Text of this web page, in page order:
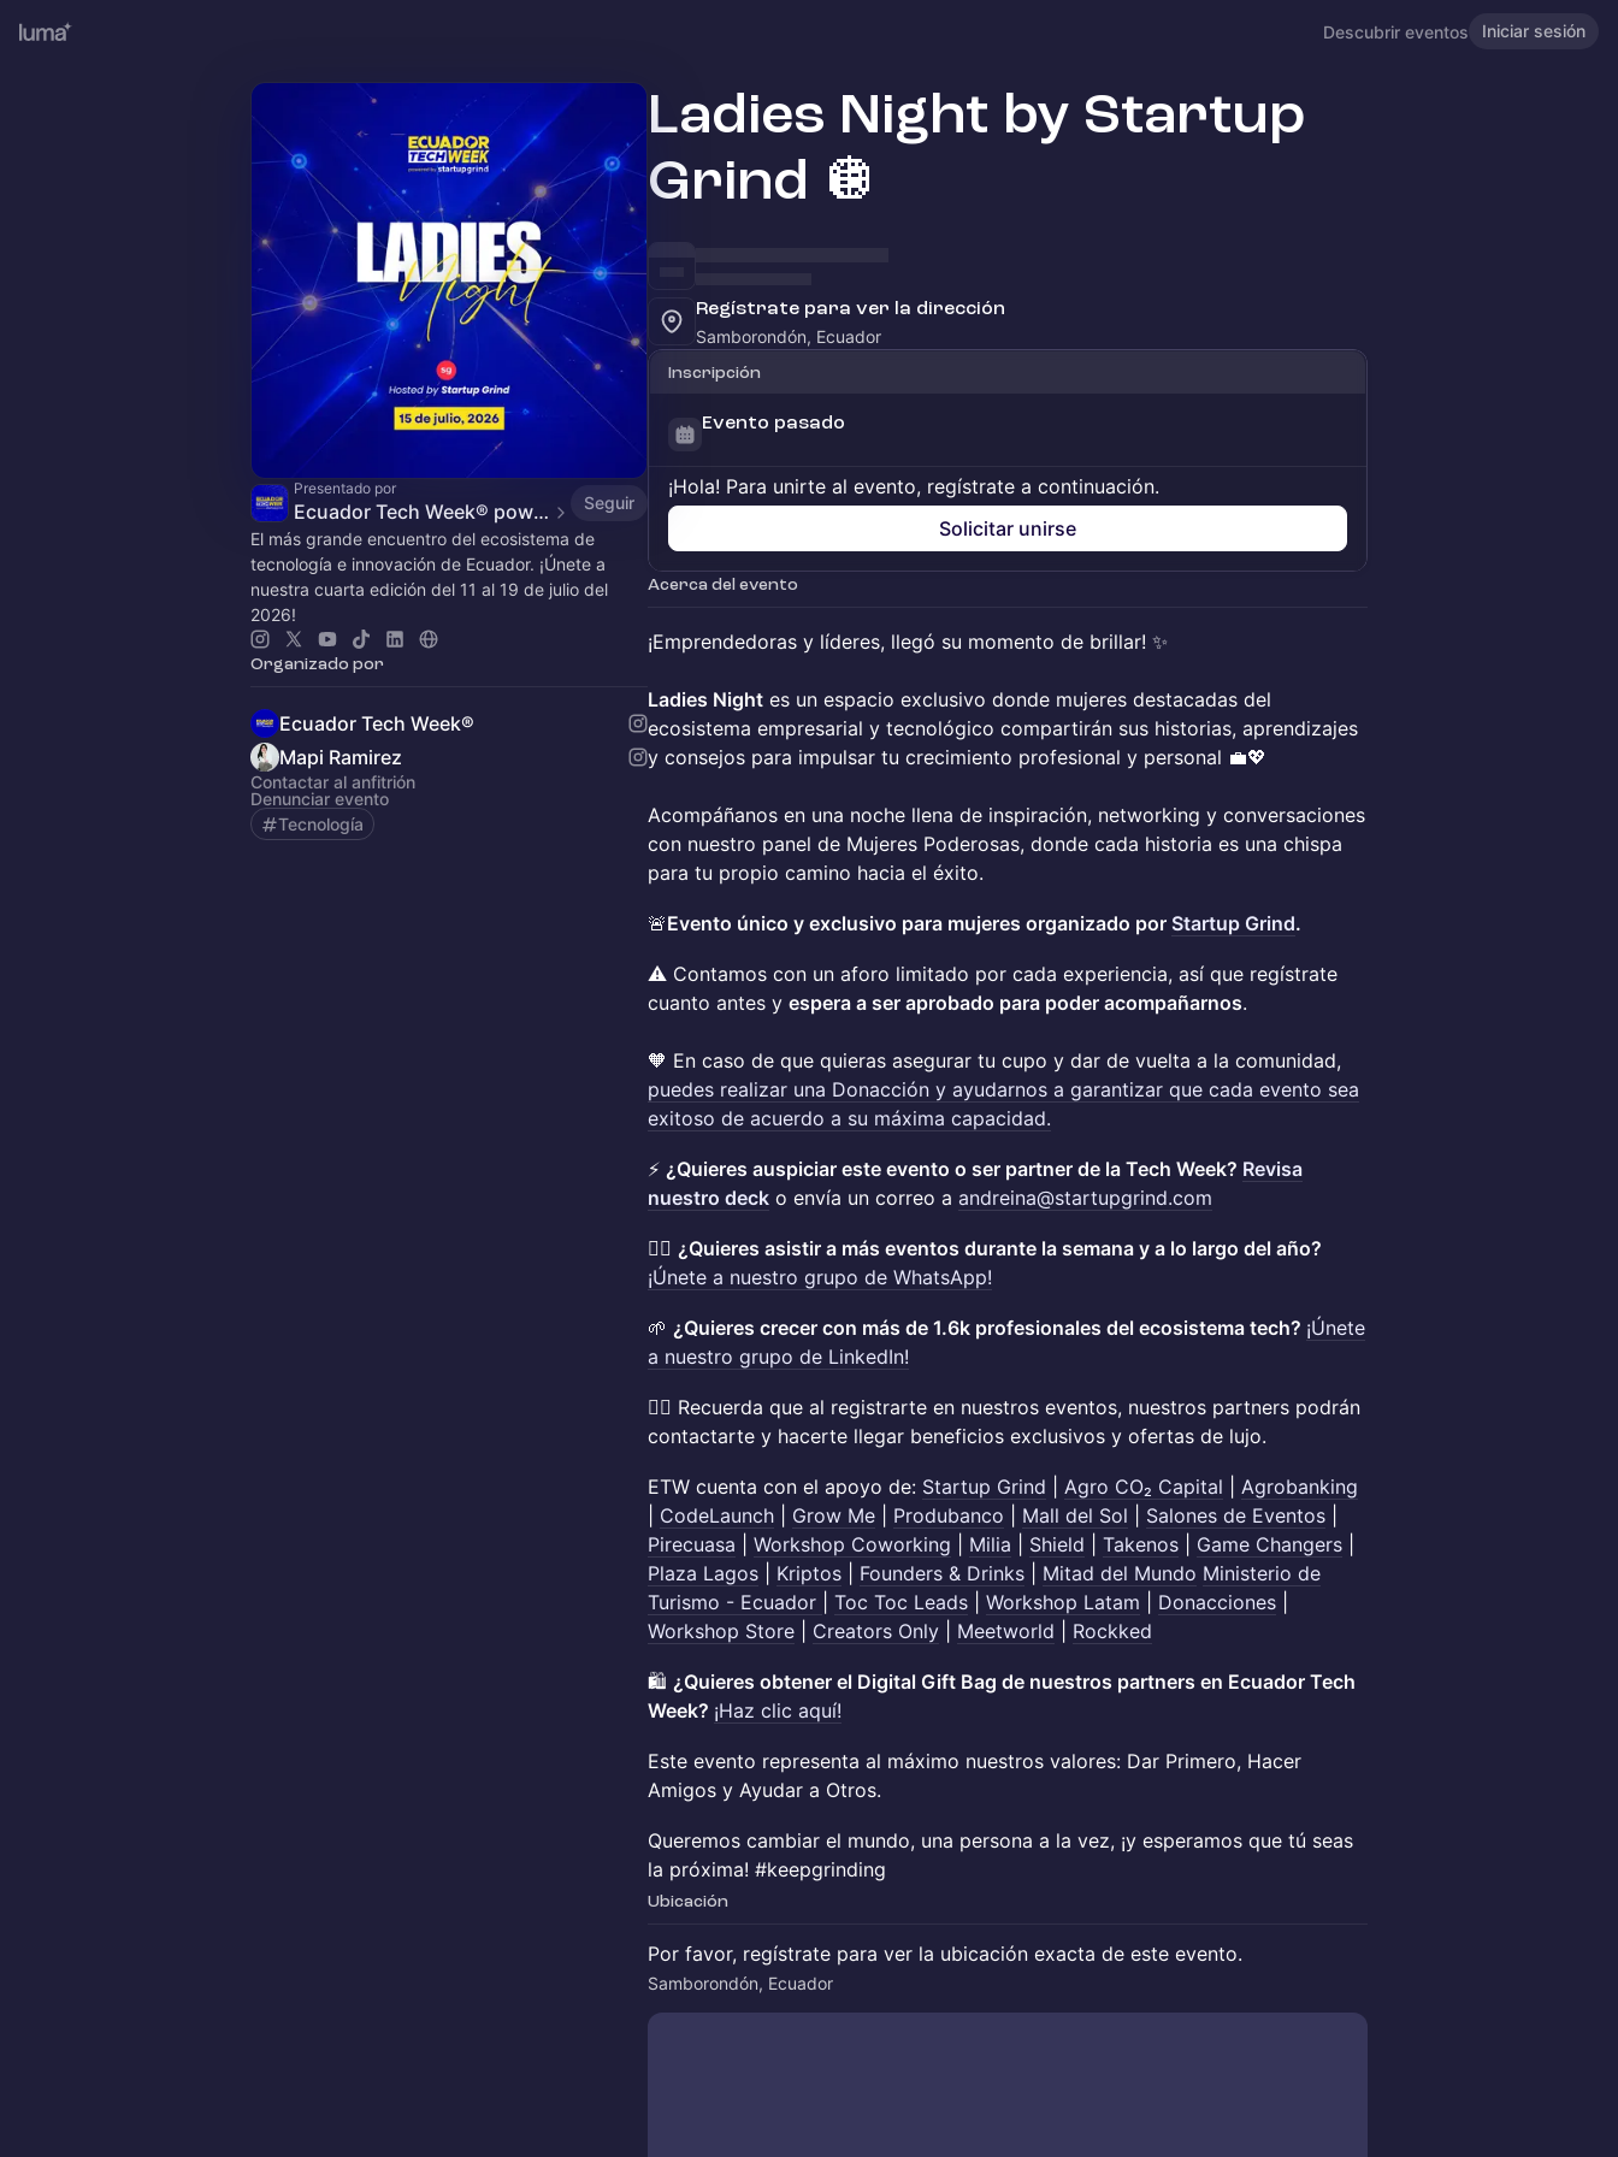
Descubrir eventos Iniciar sesión
Presentado por
Ecuador Tech Week® powered by Startup Grind🚀
Seguir
El más grande encuentro del ecosistema de
tecnología e innovación de Ecuador. ¡Únete a
nuestra cuarta edición del 11 al 19 de julio del
2026!
Organizado por
Ecuador Tech Week®
Mapi Ramirez
Contactar al anfitrión
Denunciar evento
Tecnología
Ladies Night by Startup
Grind 🪩
Regístrate para ver la dirección
Samborondón, Ecuador
Inscripción
Evento pasado
¡Hola! Para unirte al evento, regístrate a continuación.
Solicitar unirse
Acerca del evento
¡Emprendedoras y líderes, llegó su momento de brillar! ✨
Ladies Night es un espacio exclusivo donde mujeres destacadas del
ecosistema empresarial y tecnológico compartirán sus historias, aprendizajes
y consejos para impulsar tu crecimiento profesional y personal 💼💖
Acompáñanos en una noche llena de inspiración, networking y conversaciones
con nuestro panel de Mujeres Poderosas, donde cada historia es una chispa
para tu propio camino hacia el éxito.
🚨Evento único y exclusivo para mujeres organizado por Startup Grind.
⚠️ Contamos con un aforo limitado por cada experiencia, así que regístrate
cuanto antes y espera a ser aprobado para poder acompañarnos.
🧡 En caso de que quieras asegurar tu cupo y dar de vuelta a la comunidad,
puedes realizar una Donacción y ayudarnos a garantizar que cada evento sea
exitoso de acuerdo a su máxima capacidad.
⚡ ¿Quieres auspiciar este evento o ser partner de la Tech Week? Revisa
nuestro deck o envía un correo a andreina@startupgrind.com
👉🏽 ¿Quieres asistir a más eventos durante la semana y a lo largo del año?
¡Únete a nuestro grupo de WhatsApp!
🌱 ¿Quieres crecer con más de 1.6k profesionales del ecosistema tech? ¡Únete
a nuestro grupo de LinkedIn!
👉🏽 Recuerda que al registrarte en nuestros eventos, nuestros partners podrán
contactarte y hacerte llegar beneficios exclusivos y ofertas de lujo.
ETW cuenta con el apoyo de: Startup Grind Agro CO₂ Capital
Agrobanking
CodeLaunch Grow Me Produbanco Mall del Sol Salones de Eventos
Pirecuasa
Workshop Coworking Milia Shield Takenos Game Changers
Plaza Lagos
Kriptos Founders & Drinks Mitad del Mundo Ministerio de
Turismo - Ecuador
Toc Toc Leads Workshop Latam Donacciones
Workshop Store
Creators Only Meetworld Rockked
🛍️ ¿Quieres obtener el Digital Gift Bag de nuestros partners en Ecuador Tech
Week? ¡Haz clic aquí!
Este evento representa al máximo nuestros valores: Dar Primero, Hacer
Amigos y Ayudar a Otros.
Queremos cambiar el mundo, una persona a la vez, ¡y esperamos que tú seas
la próxima! #keepgrinding
Ubicación
Por favor, regístrate para ver la ubicación exacta de este evento.
Samborondón, Ecuador